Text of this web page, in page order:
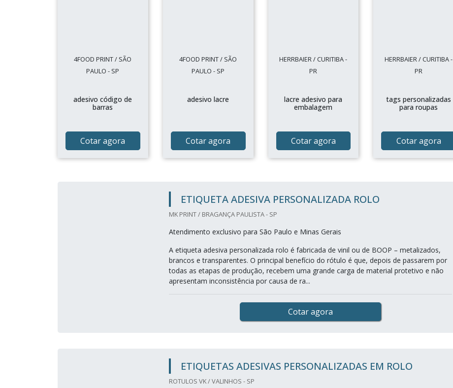
4FOOD PRINT / SÃO
PAULO - SP
adesivo código de
barras
Cotar agora
4FOOD PRINT / SÃO
PAULO - SP
adesivo lacre
Cotar agora
HERRBAIER / CURITIBA -
PR
lacre adesivo para
embalagem
Cotar agora
HERRBAIER / CURITIBA -
PR
tags personalizadas
para roupas
Cotar agora
ETIQUETA ADESIVA PERSONALIZADA ROLO
MK PRINT / BRAGANÇA PAULISTA - SP
Atendimento exclusivo para São Paulo e Minas Gerais
A etiqueta adesiva personalizada rolo é fabricada de vinil ou de BOOP – metalizados,
brancos e transparentes. O principal benefício do rótulo é que, depois de passarem por
todas as etapas de produção, recebem uma grande carga de material protetivo e não
apresentam inconsistência por causa de ra...
Cotar agora
ETIQUETAS ADESIVAS PERSONALIZADAS EM ROLO
ROTULOS VK / VALINHOS - SP